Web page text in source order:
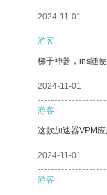
2024-11-01
游客
梯子神器，ins随
2024-11-01
游客
这款加速器VPM
2024-11-01
游客